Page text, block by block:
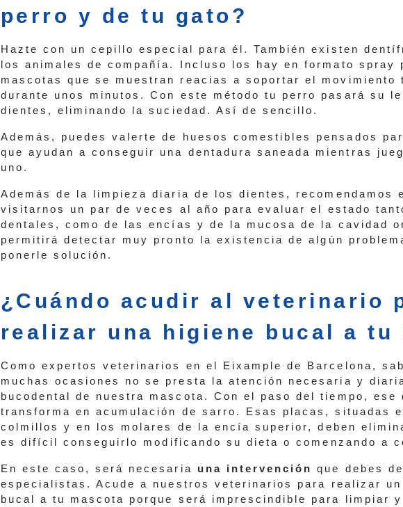
perro y de tu gato?
Hazte con un cepillo especial para él. También existen
los animales de compañía. Incluso los hay en formato spray
mascotas que se muestran reacias a soportar el
durante unos minutos. Con este método tu perro pasará su
dientes, eliminando la suciedad. Así de sencillo.
Además, puedes valerte de huesos comestibles pensados
que ayudan a conseguir una dentadura saneada mientras
uno.
Además de la limpieza diaria de los dientes, recomendamos
visitarnos un par de veces al año para evaluar el estado
dentales, como de las encías y de la mucosa de la cavidad
permitirá detectar muy pronto la existencia de algún
ponerle solución.
¿Cuándo acudir al veterinario
realizar una higiene bucal a tu
Como expertos veterinarios en el Eixample de Barcelona,
muchas ocasiones no se presta la atención necesaria y
bucodental de nuestra mascota. Con el paso del tiempo, ese
transforma en acumulación de sarro. Esas placas, situadas
colmillos y en los molares de la encía superior, deben
es difícil conseguirlo modificando su dieta o comenzando a
En este caso, será necesaria una intervención que debes
especialistas. Acude a nuestros veterinarios para realizar
bucal a tu mascota porque será imprescindible para limpiar